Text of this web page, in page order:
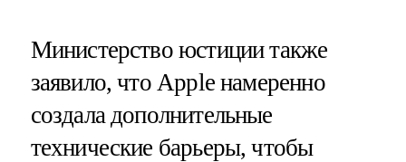
Министерство юстиции также
заявило, что Apple намеренно
создала дополнительные
технические барьеры, чтобы